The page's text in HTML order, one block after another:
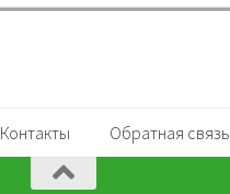
Контакты Обратная связь